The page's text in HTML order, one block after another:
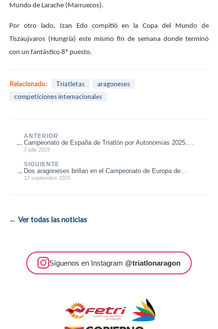
Mundo de Larache (Marruecos).
Por otro lado, Izan Edo compitió en la Copa del Mundo de
Tiszaujvaros (Hungría) este mismo fin de semana donde terminó
con un fantástico 8º puesto.
Relacionado: Triatletas
aragoneses
competiciones internacionales
←
ANTERIOR
Campeonato de España de Triatlón por Autonomías 2025.
Medalla de bronce en categ...
7 julio 2025
SIGUIENTE
Dos aragoneses brillan en el Campeonato de Europa de
Triatlón 2025
12 septiembre 2025
→
← Ver todas las noticias
Síguenos en Instagram @triatlonaragon